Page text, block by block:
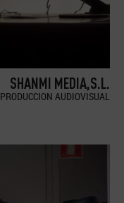
SHANMI MEDIA,S.L.
PRODUCCION AUDIOVISUAL